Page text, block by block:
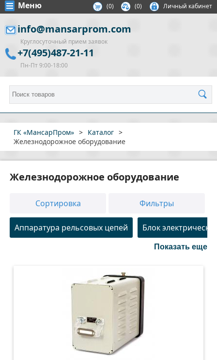
Меню (0) (0) Личный кабинет
info@mansarprom.com
Круглосуточный прием заявок
+7(495)487-21-11
Пн-Пт 9:00-18:00
ГК «МансарПром» > Каталог >
Железнодорожное оборудование
Железнодорожное оборудование
Сортировка Фильтры
Аппаратура рельсовых цепей Блок
Показать еще